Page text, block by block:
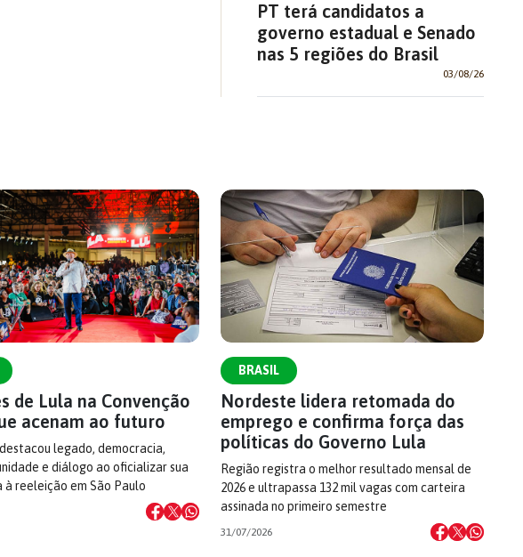
PT terá candidatos a
governo estadual e Senado
nas 5 regiões do Brasil
03/08/26
de Lula na Convenção
acenam ao futuro
legado, democracia,
e diálogo ao oficializar sua
à reeleição em São Paulo
BRASIL
Nordeste lidera retomada do
emprego e confirma força das
políticas do Governo Lula
Região registra o melhor resultado mensal de
2026 e ultrapassa 132 mil vagas com carteira
assinada no primeiro semestre
31/07/2026